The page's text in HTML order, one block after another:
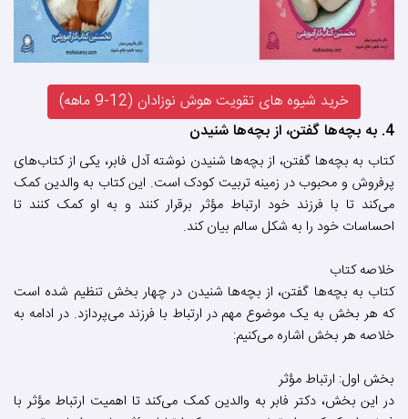
خرید شیوه های تقویت هوش نوزادان (12-9 ماهه)
4. به بچه‌ها گفتن، از بچه‌ها شنیدن
کتاب به بچه‌ها گفتن، از بچه‌ها شنیدن نوشته آدل فابر، یکی از کتاب‌های
پرفروش و محبوب در زمینه تربیت کودک است. این کتاب به والدین کمک
می‌کند تا با فرزند خود ارتباط مؤثر برقرار کنند و به او کمک کنند تا
احساسات خود را به شکل سالم بیان کند.
خلاصه کتاب
کتاب به بچه‌ها گفتن، از بچه‌ها شنیدن در چهار بخش تنظیم شده است
که هر بخش به یک موضوع مهم در ارتباط با فرزند می‌پردازد. در ادامه به
خلاصه هر بخش اشاره می‌کنیم:
بخش اول: ارتباط مؤثر
در این بخش، دکتر فابر به والدین کمک می‌کند تا اهمیت ارتباط مؤثر با